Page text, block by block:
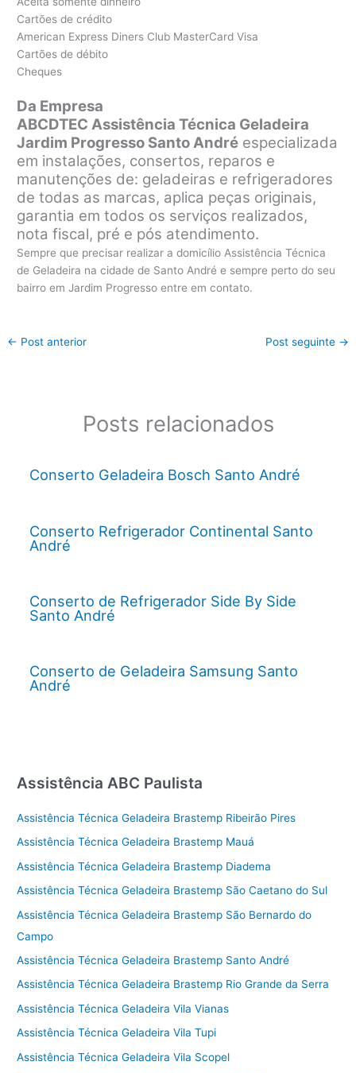
Cartões de crédito
American Express Diners Club MasterCard Visa
Cartões de débito
Cheques
Da Empresa
ABCDTEC Assistência Técnica Geladeira
Jardim Progresso Santo André especializada
em instalações, consertos, reparos e
manutenções de: geladeiras e refrigeradores
de todas as marcas, aplica peças originais,
garantia em todos os serviços realizados,
nota fiscal, pré e pós atendimento.
Sempre que precisar realizar a domicílio Assistência Técnica
de Geladeira na cidade de Santo André e sempre perto do seu
bairro em Jardim Progresso entre em contato.
← Post anterior Post seguinte →
Posts relacionados
Conserto Geladeira Bosch Santo André
Conserto Refrigerador Continental Santo
André
Conserto de Refrigerador Side By Side
Santo André
Conserto de Geladeira Samsung Santo
André
Assistência ABC Paulista
Assistência Técnica Geladeira Brastemp Ribeirão Pires
Assistência Técnica Geladeira Brastemp Mauá
Assistência Técnica Geladeira Brastemp Diadema
Assistência Técnica Geladeira Brastemp São Caetano do Sul
Assistência Técnica Geladeira Brastemp São Bernardo do
Campo
Assistência Técnica Geladeira Brastemp Santo André
Assistência Técnica Geladeira Brastemp Rio Grande da Serra
Assistência Técnica Geladeira Vila Vianas
Assistência Técnica Geladeira Vila Tupi
Assistência Técnica Geladeira Vila Scopel